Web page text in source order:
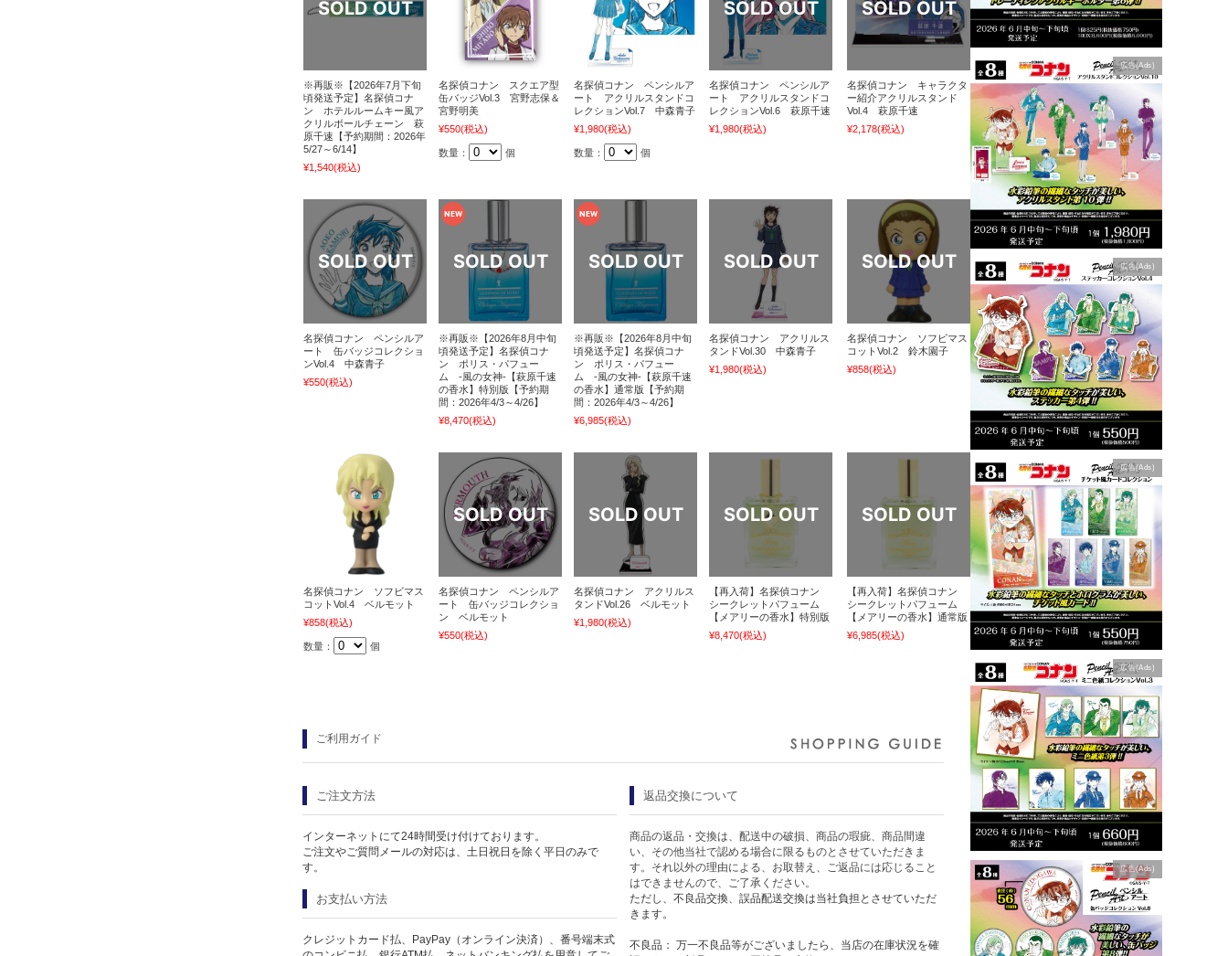
広告(Ads)
広告(Ads)
広告(Ads)
広告(Ads)
広告(Ads)
※再販※【2026年7月下旬
頃発送予定】名探偵コナ
ン ホテルルームキー風ア
クリルボールチェーン 萩
原千速【予約期間：2026年
5/27～6/14】
¥1,540(税込)
名探偵コナン スクエア型
缶バッジVol.3 宮野志保＆
宮野明美
¥550(税込)
数量： 個
名探偵コナン ペンシルア
ート アクリルスタンドコ
レクションVol.7 中森青子
¥1,980(税込)
数量： 個
名探偵コナン ペンシルア
ート アクリルスタンドコ
レクションVol.6 萩原千速
¥1,980(税込)
名探偵コナン キャラクタ
ー紹介アクリルスタンド
Vol.4 萩原千速
¥2,178(税込)
名探偵コナン ペンシルア
ート 缶バッジコレクショ
ンVol.4 中森青子
¥550(税込)
※再販※【2026年8月中旬
頃発送予定】名探偵コナ
ン ポリス・パフュー
ム -風の女神-【萩原千速
の香水】特別版【予約期
間：2026年4/3～4/26】
¥8,470(税込)
※再販※【2026年8月中旬
頃発送予定】名探偵コナ
ン ポリス・パフュー
ム -風の女神-【萩原千速
の香水】通常版【予約期
間：2026年4/3～4/26】
¥6,985(税込)
名探偵コナン アクリルス
タンドVol.30 中森青子
¥1,980(税込)
名探偵コナン ソフビマス
コットVol.2 鈴木園子
¥858(税込)
名探偵コナン ソフビマス
コットVol.4 ベルモット
¥858(税込)
数量： 個
名探偵コナン ペンシルア
ート 缶バッジコレクショ
ン ベルモット
¥550(税込)
名探偵コナン アクリルス
タンドVol.26 ベルモット
¥1,980(税込)
【再入荷】名探偵コナン
シークレットパフューム
【メアリーの香水】特別版
¥8,470(税込)
【再入荷】名探偵コナン
シークレットパフューム
【メアリーの香水】通常版
¥6,985(税込)
ご利用ガイド
ご注文方法
インターネットにて24時間受け付けております。
ご注文やご質問メールの対応は、土日祝日を除く平日のみで
す。
お支払い方法
クレジットカード払、PayPay（オンライン決済）、番号端末式
返品交換について
商品の返品・交換は、配送中の破損、商品の瑕疵、商品間違
い、その他当社で認める場合に限るものとさせていただきま
す。それ以外の理由による、お取替え、ご返品には応じること
はできませんので、ご了承ください。
ただし、不良品交換、誤品配送交換は当社負担とさせていただ
きます。
不良品： 万一不良品等がございましたら、当店の在庫状況を確